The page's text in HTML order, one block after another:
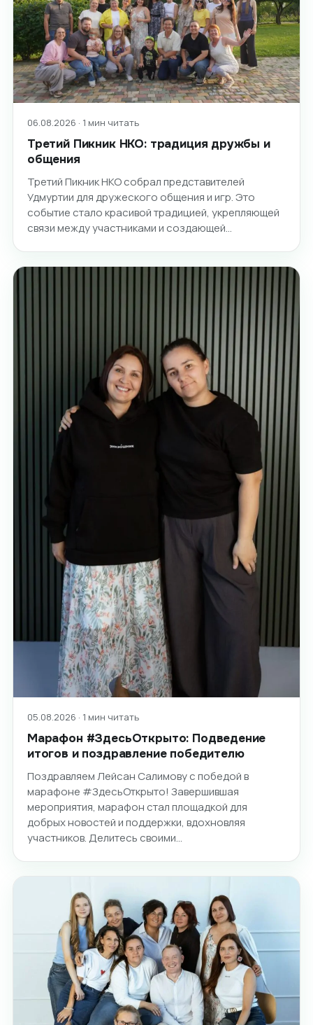
06.08.2026 · 1 мин читать
Третий Пикник НКО: традиция дружбы и
общения
Третий Пикник НКО собрал представителей
Удмуртии для дружеского общения и игр. Это
событие стало красивой традицией, укрепляющей
связи между участниками и создающей…
05.08.2026 · 1 мин читать
Марафон #ЗдесьОткрыто: Подведение
итогов и поздравление победителю
Поздравляем Лейсан Салимову с победой в
марафоне #ЗдесьОткрыто! Завершившая
мероприятия, марафон стал площадкой для
добрых новостей и поддержки, вдохновляя
участников. Делитесь своими…